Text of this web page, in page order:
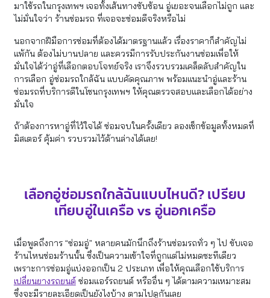
มาใช้รถในกรุงเทพฯ เจอทั้งเส้นทางซับซ้อน อู่เยอะจนเลือกไม่ถูก และ
ไม่มั่นใจว่า ร้านซ่อมรถ ที่เจอจะซ่อมดีจริงหรือไม่
นอกจากฝีมือการซ่อมที่ต้องได้มาตรฐานแล้ว เรื่องราคาก็สำคัญไม่
แพ้กัน ต้องไม่บานปลาย และควรมีการรับประกันงานซ่อมเพื่อให้
มั่นใจได้ว่าอู่ที่เลือกตอบโจทย์จริง เราจึงรวบรวมเคล็ดลับสำคัญใน
การเลือก อู่ซ่อมรถใกล้ฉัน แบบคัดคุณภาพ พร้อมแนะนำอู่และร้าน
ซ่อมรถที่บริการดีในโซนกรุงเทพฯ ให้คุณตรวจสอบและเลือกได้อย่าง
มั่นใจ
ถ้าต้องการหาอู่ที่ไว้ใจได้ ซ่อมจบในครั้งเดียว ลองเช็กข้อมูลทั้งหมดที่
มิสเตอร์ คุ้มค่า รวบรวมไว้ด้านล่างได้เลย!
เลือกอู่ซ่อมรถใกล้ฉันแบบไหนดี? เปรียบ
เทียบอู่ในเครือ vs อู่นอกเครือ
เมื่อพูดถึงการ “ซ่อมอู่” หลายคนมักนึกถึงร้านซ่อมรถทั่ว ๆ ไป ขับเจอ
ร้านไหนซ่อมร้านนั้น ซึ่งเป็นความเข้าใจที่ถูกแต่ไม่หมดซะทีเดียว
เพราะการซ่อมอู่แบ่งออกเป็น 2 ประเภท เพื่อให้คุณเลือกใช้บริการ
เปลี่ยนยางรถยนต์ซ่อมแอร์รถยนต์ หรืออื่น ๆ ได้ตามความเหมาะสม
ซึ่งจะมีรายละเอียดเป็นยังไงบ้าง ตามไปดูกันเลย